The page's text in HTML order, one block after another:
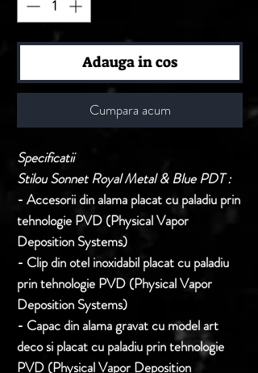
Adauga in cos
Cumpara acum
Specificatii
Stilou Sonnet Royal Metal & Blue PDT :
- Accesorii din alama placat cu paladiu prin
tehnologie PVD (Physical Vapor
Deposition Systems)
- Clip din otel inoxidabil placat cu paladiu
prin tehnologie PVD (Physical Vapor
Deposition Systems)
- Capac din alama gravat cu model art
deco si placat cu paladiu prin tehnologie
PVD (Physical Vapor Deposition